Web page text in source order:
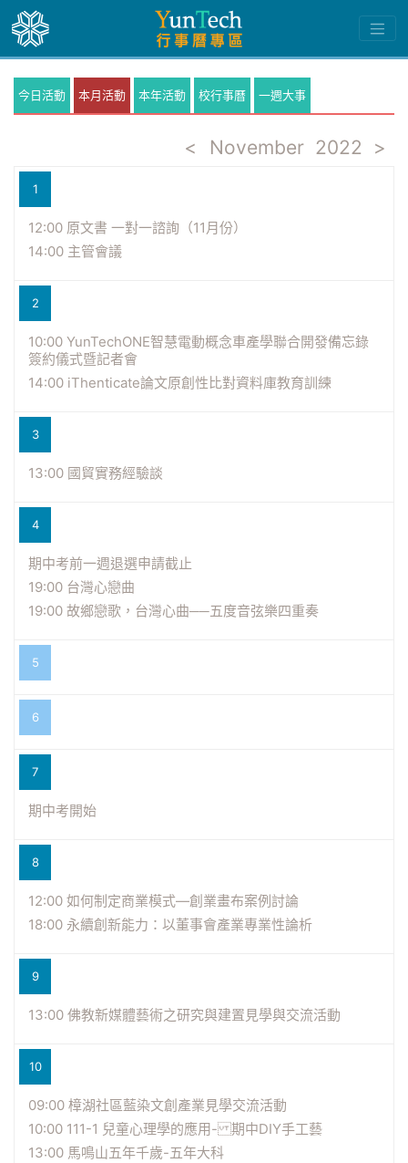
今日活動 本月活動 本年活動 校行事曆 一週大事
< November 2022 >
1
12:00 原文書 一對一諮詢（11月份）
14:00 主管會議
2
10:00 YunTechONE智慧電動概念車產學聯合開發備忘錄
簽約儀式暨記者會
14:00 iThenticate論文原創性比對資料庫教育訓練
3
13:00 國貿實務經驗談
4
期中考前一週退選申請截止
19:00 台灣心戀曲
19:00 故鄉戀歌，台灣心曲──五度音弦樂四重奏
5
6
7
期中考開始
8
12:00 如何制定商業模式—創業畫布案例討論
18:00 永續創新能力：以董事會產業專業性論析
9
13:00 佛教新媒體藝術之研究與建置見學與交流活動
10
09:00 樟湖社區藍染文創產業見學交流活動
10:00 111-1 兒童心理學的應用- 期中DIY手工藝
13:00 馬鳴山五年千歲-五年大科